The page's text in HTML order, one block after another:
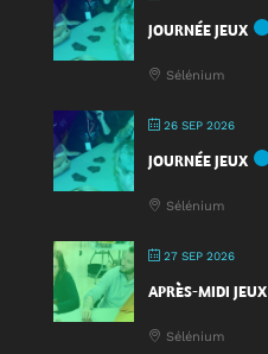
JOURNÉE JEUX
Sélénium
26 SEP 2026
JOURNÉE JEUX
Sélénium
27 SEP 2026
APRÈS-MIDI JEUX
Sélénium